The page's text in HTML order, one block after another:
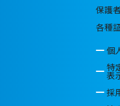
保護
各種
個
特
表
採